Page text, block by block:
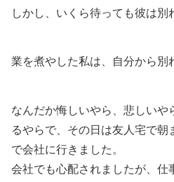
しかし、いくら待っても彼は別
業を煮やした私は、自分から別
なんだか悔しいやら、悲しいや
るやらで、その日は友人宅で朝
で会社に行きました。
会社でも心配されましたが、仕